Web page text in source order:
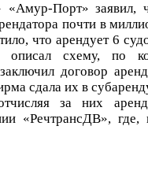
Порт» заявил,
почти в
что арендует 6
описал схему, по
договор
сдала их в
за них
«РечтрансДВ»,